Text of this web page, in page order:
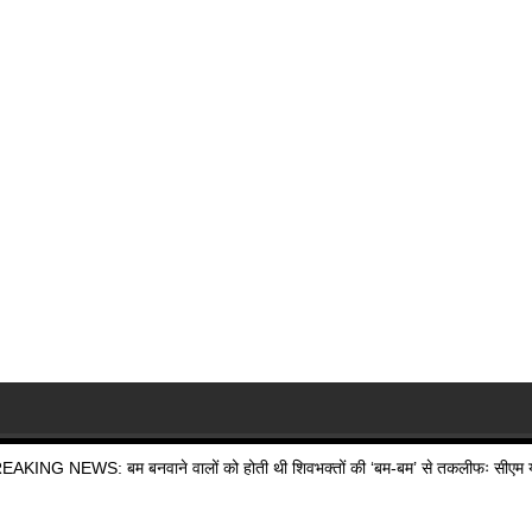
NEWS: बम बनवाने वालों को होती थी शिवभक्तों की ‘बम-बम’ से तकलीफः सीएम